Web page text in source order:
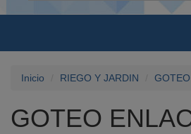
Inicio RIEGO Y JARDIN
GOTEO